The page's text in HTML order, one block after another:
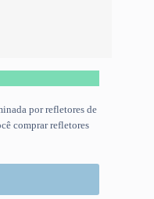
por refletores de
comprar refletores